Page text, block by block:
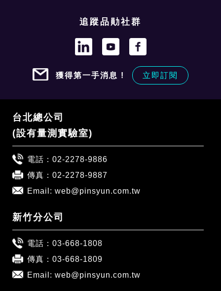
追蹤品勛社群
獲得第一手消息 ! 立即訂閱
台北總公司
(設有量測實驗室)
電話： 02-2278-9886
傳真：02-2278-9887
Email: web@pinsyun.com.tw
新竹分公司
電話： 03-668-1808
傳真：03-668-1809
Email: web@pinsyun.com.tw